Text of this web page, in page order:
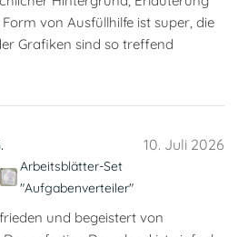
von Ausfüllhilfe ist super, die
Grafiken sind so treffend
10. Juli 2026
Arbeitsblätter-Set
"Aufgabenverteiler"
und begeistert von